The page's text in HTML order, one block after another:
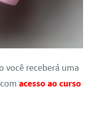
você receberá uma
acesso ao curso